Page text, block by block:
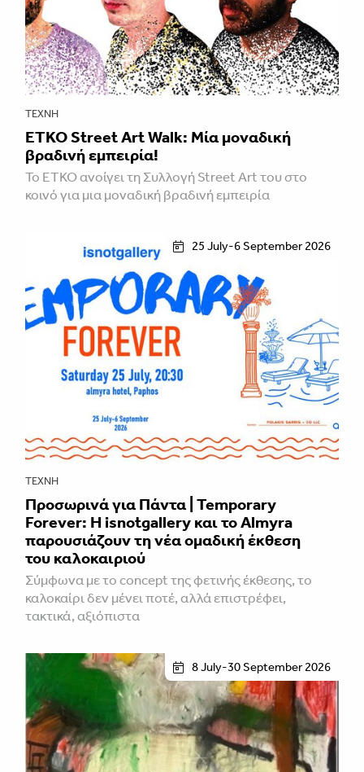
ΤΈΧΝΗ
ETKO Street Art Walk: Μία μοναδική
βραδινή εμπειρία!
Το ETKO ανοίγει τη Συλλογή Street Art του στο
κοινό για μια μοναδική βραδινή εμπειρία
25 July-6 September 2026
ΤΈΧΝΗ
Προσωρινά για Πάντα | Temporary
Forever: Η isnotgallery και το Almyra
παρουσιάζουν τη νέα ομαδική έκθεση
του καλοκαιριού
Σύμφωνα με το concept της φετινής έκθεσης, το
καλοκαίρι δεν μένει ποτέ, αλλά επιστρέφει,
τακτικά, αξιόπιστα
8 July-30 September 2026